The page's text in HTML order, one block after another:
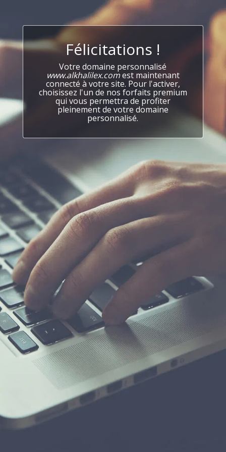
Félicitations !
Votre domaine personnalisé
www.alkhalilex.comest maintenant
connecté à votre site. Pour l'activer,
choisissez l'un de nos forfaits premium
qui vous permettra de profiter
pleinement de votre domaine
personnalisé.